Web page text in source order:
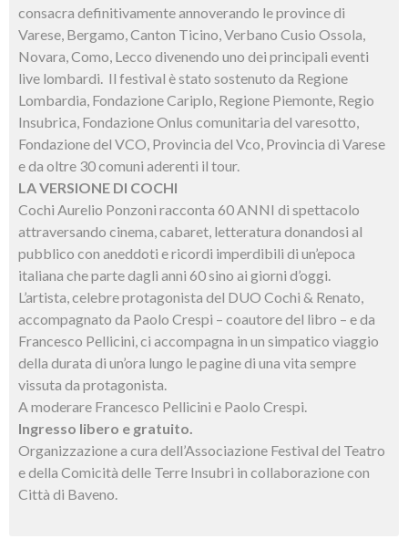
consacra definitivamente annoverando le province di
Varese, Bergamo, Canton Ticino, Verbano Cusio Ossola,
Novara, Como, Lecco divenendo uno dei principali eventi
live lombardi. Il festival è stato sostenuto da Regione
Lombardia, Fondazione Cariplo, Regione Piemonte, Regio
Insubrica, Fondazione Onlus comunitaria del varesotto,
Fondazione del VCO, Provincia del Vco, Provincia di Varese
e da oltre 30 comuni aderenti il tour.
LA VERSIONE DI COCHI
Cochi Aurelio Ponzoni racconta 60 ANNI di spettacolo
attraversando cinema, cabaret, letteratura donandosi al
pubblico con aneddoti e ricordi imperdibili di un’epoca
italiana che parte dagli anni 60 sino ai giorni d’oggi.
L’artista, celebre protagonista del DUO Cochi & Renato,
accompagnato da Paolo Crespi – coautore del libro – e da
Francesco Pellicini, ci accompagna in un simpatico viaggio
della durata di un’ora lungo le pagine di una vita sempre
vissuta da protagonista.
A moderare Francesco Pellicini e Paolo Crespi.
Ingresso libero e gratuito.
Organizzazione a cura dell’Associazione Festival del Teatro
e della Comicità delle Terre Insubri in collaborazione con
Città di Baveno.